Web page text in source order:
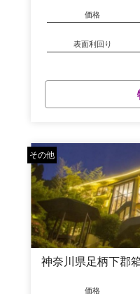
価格
表面利回り
その他
神奈川県足柄下郡
価格